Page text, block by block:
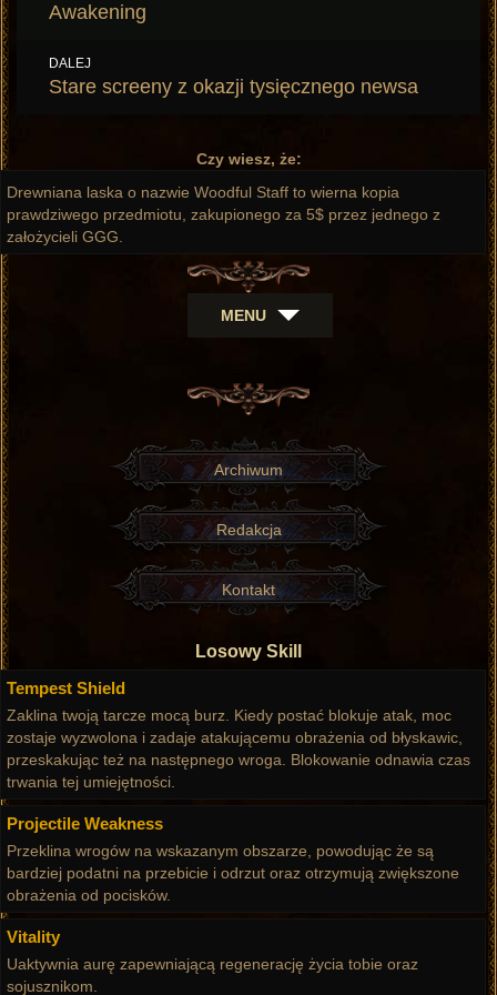
wpis:
Awakening
DALEJ
Następny
Stare screeny z okazji tysięcznego newsa
Czy wiesz, że:
Drewniana laska o nazwie Woodful Staff to wierna kopia
prawdziwego przedmiotu, zakupionego za 5$ przez jednego z
założycieli GGG.
MENU
Archiwum
Redakcja
Kontakt
Losowy Skill
Tempest Shield
Zaklina twoją tarcze mocą burz. Kiedy postać blokuje atak, moc
zostaje wyzwolona i zadaje atakującemu obrażenia od błyskawic,
przeskakując też na następnego wroga. Blokowanie odnawia czas
trwania tej umiejętności.
Projectile Weakness
Przeklina wrogów na wskazanym obszarze, powodując że są
bardziej podatni na przebicie i odrzut oraz otrzymują zwiększone
obrażenia od pocisków.
Vitality
Uaktywnia aurę zapewniającą regenerację życia tobie oraz
sojusznikom.